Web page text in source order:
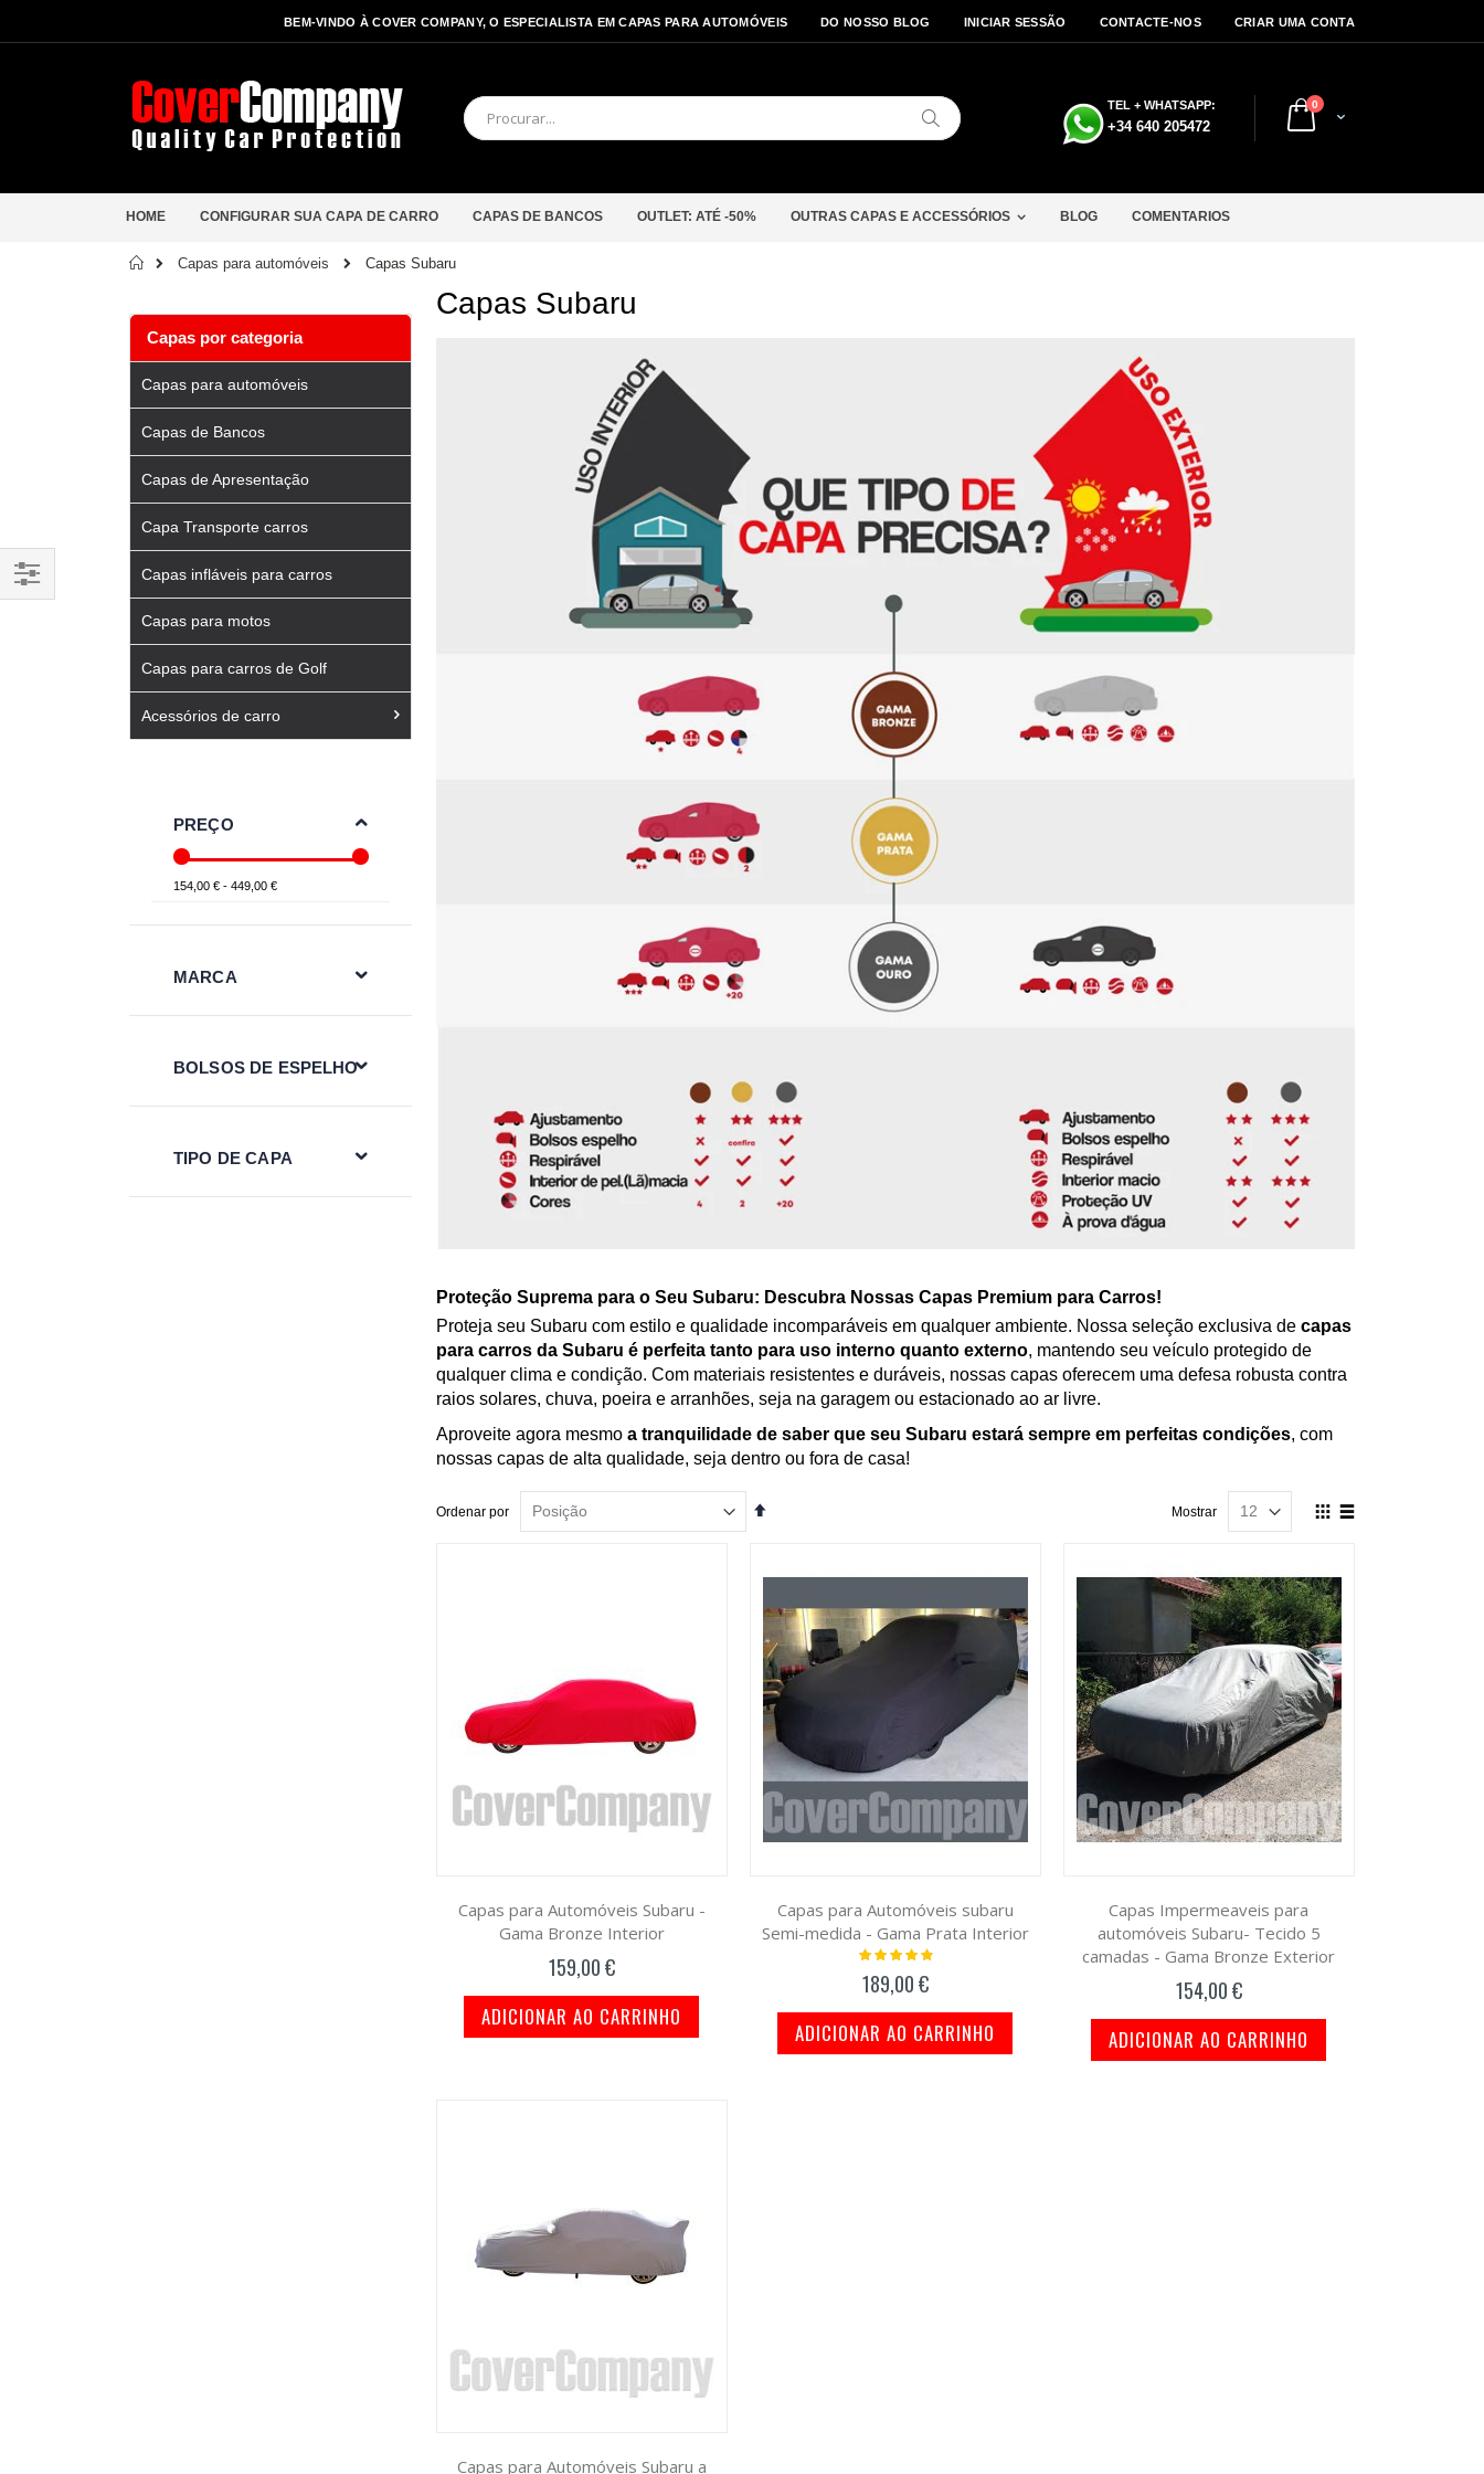
BEM-VINDO À COVER COMPANY, O ESPECIALISTA EM CAPAS PARA AUTOMÓVEIS DO NOSSO BLOG INICIAR SESSÃO CONTACTE-NOS CRIAR UMA CONTA
Cart
0artigos
Pesquisa
TEL + WHATSAPP:
+34 640 205472
HOME CONFIGURAR SUA CAPA DE CARRO CAPAS DE BANCOS OUTLET: ATÉ -50% OUTRAS CAPAS E ACCESSÓRIOS BLOG COMENTARIOS
InícioCapas para automóveis Capas Subaru
Capas Subaru
Proteção Suprema para o Seu Subaru: Descubra Nossas Capas Premium para Carros!
Proteja seu Subaru com estilo e qualidade incomparáveis em qualquer ambiente. Nossa seleção exclusiva de capas
para carros da Subaru é perfeita tanto para uso interno quanto externo, mantendo seu veículo protegido de
qualquer clima e condição. Com materiais resistentes e duráveis, nossas capas oferecem uma defesa robusta contra
raios solares, chuva, poeira e arranhões, seja na garagem ou estacionado ao ar livre.
Aproveite agora mesmo a tranquilidade de saber que seu Subaru estará sempre em perfeitas condições, com
nossas capas de alta qualidade, seja dentro ou fora de casa!
Ordenar por
Ver
como
Mostrar
Capas para Automóveis Subaru -
Gama Bronze Interior
159,00 €
ADICIONAR AO CARRINHO
Capas para Automóveis subaru
Semi-medida - Gama Prata Interior
Classificação:
189,00 €
ADICIONAR AO CARRINHO
Capas Impermeaveis para
automóveis Subaru- Tecido 5
camadas - Gama Bronze Exterior
154,00 €
ADICIONAR AO CARRINHO
Capas para Automóveis Subaru a
Capas por categoria
Capas para automóveis
Capas de Bancos
Capas de Apresentação
Capa Transporte carros
Capas infláveis para carros
Capas para motos
Capas para carros de Golf
Acessórios de carro
Filtrar
PREÇO
154,00 € - 449,00 €
MARCA
BOLSOS DE ESPELHO
TIPO DE CAPA